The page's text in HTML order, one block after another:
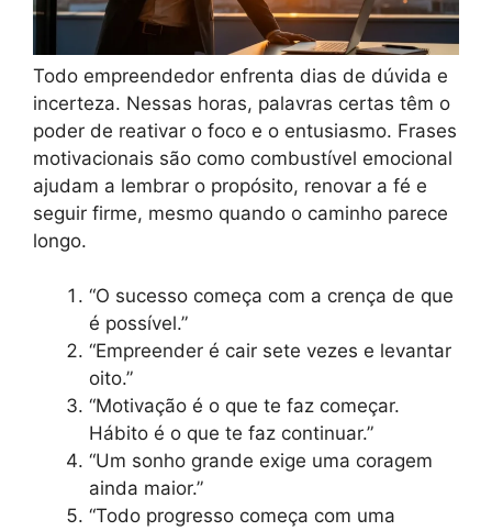
Todo empreendedor enfrenta dias de dúvida e
incerteza. Nessas horas, palavras certas têm o
poder de reativar o foco e o entusiasmo. Frases
motivacionais são como combustível emocional
ajudam a lembrar o propósito, renovar a fé e
seguir firme, mesmo quando o caminho parece
longo.
“O sucesso começa com a crença de que
é possível.”
“Empreender é cair sete vezes e levantar
oito.”
“Motivação é o que te faz começar.
Hábito é o que te faz continuar.”
“Um sonho grande exige uma coragem
ainda maior.”
“Todo progresso começa com uma